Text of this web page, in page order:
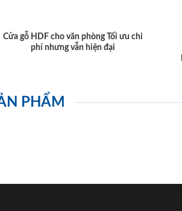
Cửa gỗ HDF cho văn phòng Tối ưu chi
phí nhưng vẫn hiện đại
PHẨM